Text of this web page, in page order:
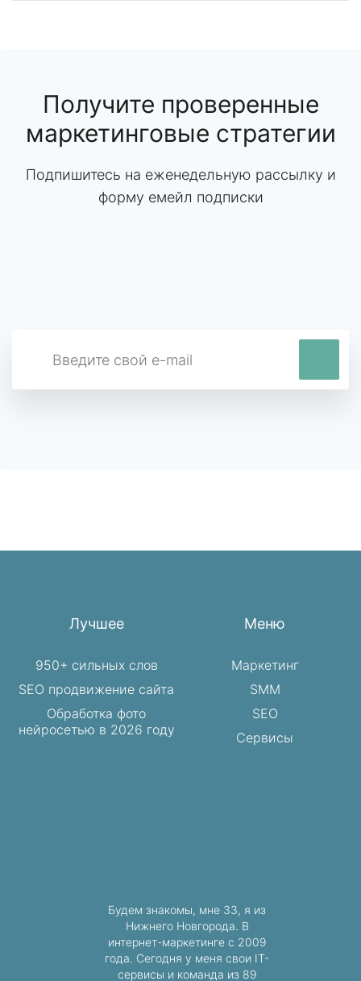
Получите проверенные
маркетинговые стратегии
Подпишитесь на еженедельную рассылку и
форму емейл подписки
Лучшее
950+ сильных слов
SEO продвижение сайта
Обработка фото
нейросетью в 2026 году
Меню
Маркетинг
SMM
SEO
Сервисы
Будем знакомы, мне 33, я из
Нижнего Новгорода. В
интернет-маркетинге с 2009
года. Сегодня у меня свои IT-
сервисы и команда из 89